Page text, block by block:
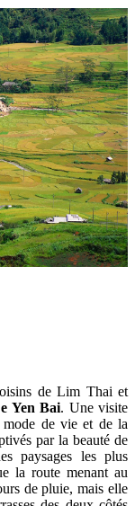
de Lim Thai et
Yen Bai. Une visite
de vie et de la
par la beauté de
paysages les plus
la route menant au
de pluie, mais elle